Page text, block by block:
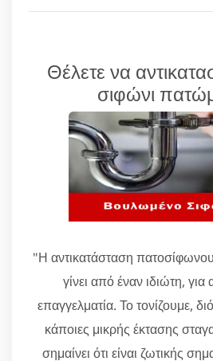
Θέλετε να
σιφώνι
"Η αντικατάσταση
γίνει από έναν ιδιώτη, για
επαγγελματία. Το τονίζουμε,
κάποιες μικρής έκτασης
σημαίνει ότι είναι ζωτικής